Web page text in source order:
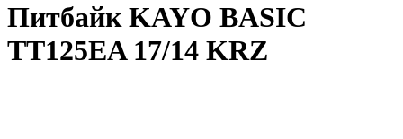
Питбайк KAYO BASIC
TT125EA 17/14 KRZ